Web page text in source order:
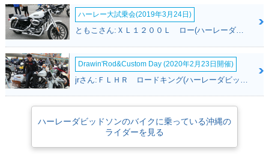
ハーレー大試乗会(2019年3月24日)
ともこさん:ＸＬ１２００Ｌ ロー(ハーレーダビッドソン)
Drawin'Rod&Custom Day (2020年2月23日開催)
ハーレーダビッドソンのバイクに乗っている沖縄の
ライダーを見る